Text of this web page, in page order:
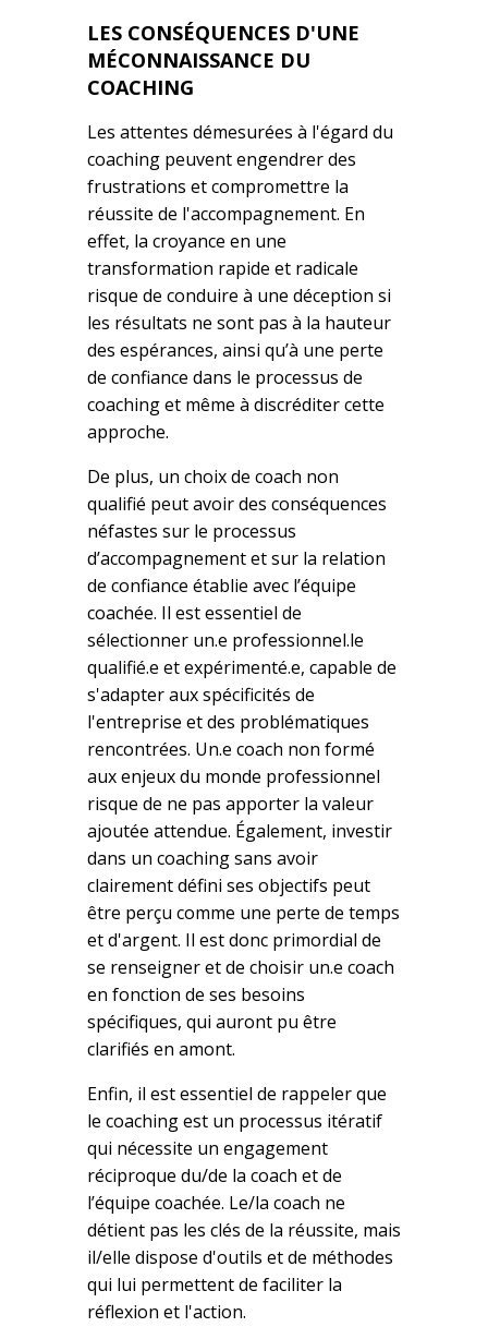
LES CONSÉQUENCES D'UNE
MÉCONNAISSANCE DU
COACHING
Les attentes démesurées à l'égard du
coaching peuvent engendrer des
frustrations et compromettre la
réussite de l'accompagnement. En
effet, la croyance en une
transformation rapide et radicale
risque de conduire à une déception si
les résultats ne sont pas à la hauteur
des espérances, ainsi qu’à une perte
de confiance dans le processus de
coaching et même à discréditer cette
approche.
De plus, un choix de coach non
qualifié peut avoir des conséquences
néfastes sur le processus
d’accompagnement et sur la relation
de confiance établie avec l’équipe
coachée. Il est essentiel de
sélectionner un.e professionnel.le
qualifié.e et expérimenté.e, capable de
s'adapter aux spécificités de
l'entreprise et des problématiques
rencontrées. Un.e coach non formé
aux enjeux du monde professionnel
risque de ne pas apporter la valeur
ajoutée attendue. Également, investir
dans un coaching sans avoir
clairement défini ses objectifs peut
être perçu comme une perte de temps
et d'argent. Il est donc primordial de
se renseigner et de choisir un.e coach
en fonction de ses besoins
spécifiques, qui auront pu être
clarifiés en amont.
Enfin, il est essentiel de rappeler que
le coaching est un processus itératif
qui nécessite un engagement
réciproque du/de la coach et de
l’équipe coachée. Le/la coach ne
détient pas les clés de la réussite, mais
il/elle dispose d'outils et de méthodes
qui lui permettent de faciliter la
réflexion et l'action.